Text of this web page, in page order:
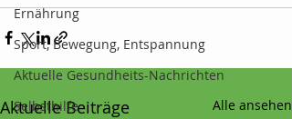
Ernährung
Sport, Bewegung, Entspannung
Aktuelle Gesundheits-Nachrichten
Selbsthilfe
Aktuelle Beiträge Alle ansehen